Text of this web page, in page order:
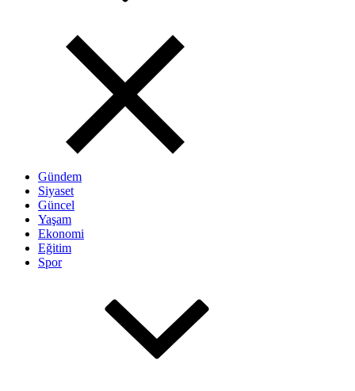
Gündem
Siyaset
Güncel
Yaşam
Ekonomi
Eğitim
Spor